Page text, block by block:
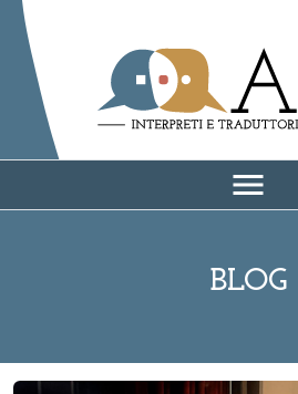
AMI - Associazione Milano
menu
BLOG